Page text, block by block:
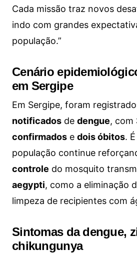
Cada missão traz novos
indo com grandes
população.”
Cenário
em Sergipe
Em Sergipe, foram
notificados de dengue, com
confirmados e dois óbitos.
população continue
controle do mosquito
aegypti, como a eliminação
limpeza de recipientes com
Sintomas da dengue,
chikungunya